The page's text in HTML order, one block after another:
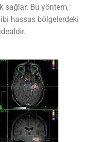
sağlar. Bu yöntem,
hassas bölgelerdeki